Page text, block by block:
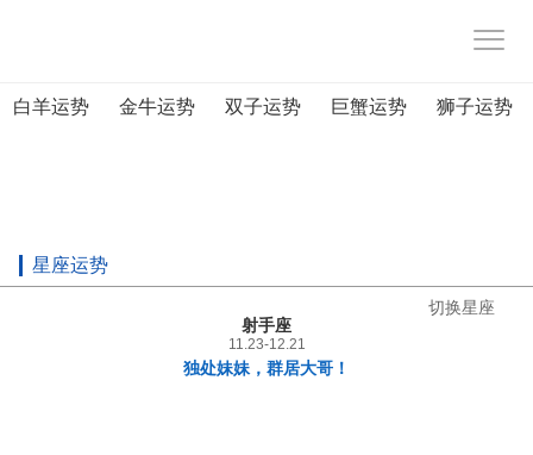
白羊运势 金牛运势 双子运势 巨蟹运势 狮子运势
星座运势
切换星座
射手座
11.23-12.21
独处妹妹，群居大哥！